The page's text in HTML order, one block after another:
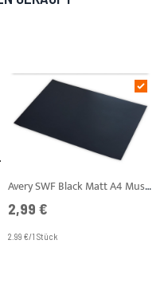
Avery SWF Black Matt A4 Muster
2,99 €
2.99 €/1 Stück